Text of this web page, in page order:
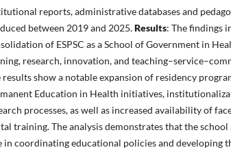
reports, administrative databases and
between 2019 and 2025.Results: The findings
of ESPSC as a School of Government in
research, innovation, and
results show a notable expansion of residency
Education in Health initiatives,
processes, as well as increased availability of
training. The analysis demonstrates that the
in coordinating educational policies and developing